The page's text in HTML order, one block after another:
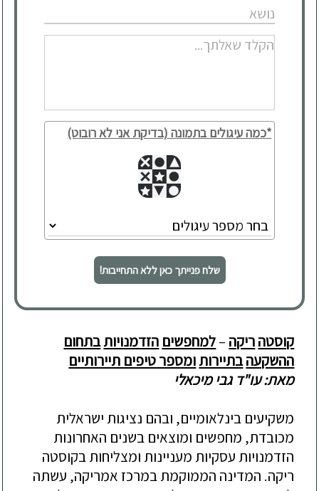
*כמה עיגולים בתמונה (בדיקת אני לא רובוט)
שלח פנייתך כאן ללא התחייבות!
קוסטהריקה –למחפשים הזדמנויותבתחום
ההשקעהבתיירותומספר טיפים תיירותיים
מאת: עו"ד גבי מיכאלי
משקיעים בינלאומיים, ובהם נציגות ישראלית
מכובדת, מחפשים ומוצאים בשנים האחרונות
הזדמנויות עסקיות מעניינות ומצליחותבקוסטה
ריקה. המדינה הממוקמתבמרכז אמריקה, עשתה